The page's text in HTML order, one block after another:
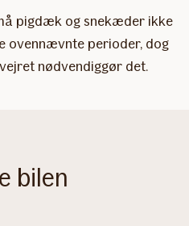
pigdæk og snekæder ikke
ovennævnte perioder, dog
nødvendiggør det.
bilen